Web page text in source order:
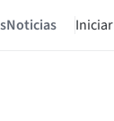
Noticias